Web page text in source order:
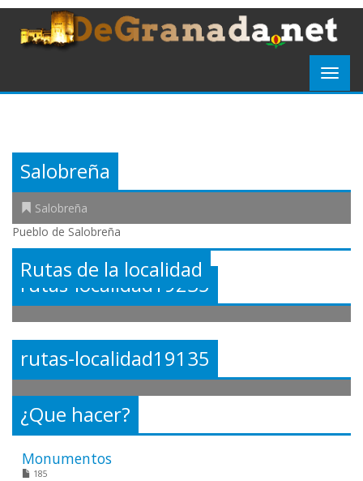
Salobreña
Salobreña
Pueblo de Salobreña
Rutas de la localidad
rutas-localidad19235
rutas-localidad19135
¿Que hacer?
Monumentos
185